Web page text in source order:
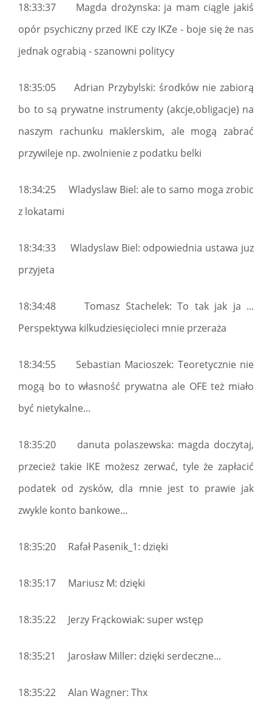
18:33:37 Magda drożynska: ja mam ciągle jakiś
opór psychiczny przed IKE czy IKZe - boje się że nas
jednak ograbią - szanowni politycy
18:35:05 Adrian Przybylski: środków nie zabiorą
bo to są prywatne instrumenty (akcje,obligacje) na
naszym rachunku maklerskim, ale mogą zabrać
przywileje np. zwolnienie z podatku belki
18:34:25 Wladyslaw Biel: ale to samo moga zrobic
z lokatami
18:34:33 Wladyslaw Biel: odpowiednia ustawa juz
przyjeta
18:34:48 Tomasz Stachelek: To tak jak ja ...
Perspektywa kilkudziesięcioleci mnie przeraża
18:34:55 Sebastian Macioszek: Teoretycznie nie
mogą bo to własność prywatna ale OFE też miało
być nietykalne...
18:35:20 danuta polaszewska: magda doczytaj,
przecież takie IKE możesz zerwać, tyle że zapłacić
podatek od zysków, dla mnie jest to prawie jak
zwykle konto bankowe...
18:35:20 Rafał Pasenik_1: dzięki
18:35:17 Mariusz M: dzięki
18:35:22 Jerzy Frąckowiak: super wstęp
18:35:21 Jarosław Miller: dzięki serdeczne...
18:35:22 Alan Wagner: Thx